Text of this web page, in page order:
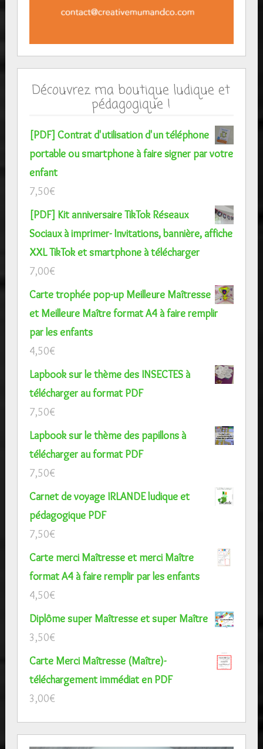
Découvrez ma boutique ludique et
pédagogique !
[PDF] Contrat d'utilisation d'un téléphone
portable ou smartphone à faire signer par votre
enfant
7,50€
[PDF] Kit anniversaire TikTok Réseaux
Sociaux à imprimer- Invitations, bannière, affiche
XXL TikTok et smartphone à télécharger
7,00€
Carte trophée pop-up Meilleure Maîtresse
et Meilleure Maître format A4 à faire remplir
par les enfants
4,50€
Lapbook sur le thème des INSECTES à
télécharger au format PDF
7,50€
Lapbook sur le thème des papillons à
télécharger au format PDF
7,50€
Carnet de voyage IRLANDE ludique et
pédagogique PDF
7,50€
Carte merci Maîtresse et merci Maître
format A4 à faire remplir par les enfants
4,50€
Diplôme super Maîtresse et super Maître
3,50€
Carte Merci Maîtresse (Maître)-
téléchargement immédiat en PDF
3,00€